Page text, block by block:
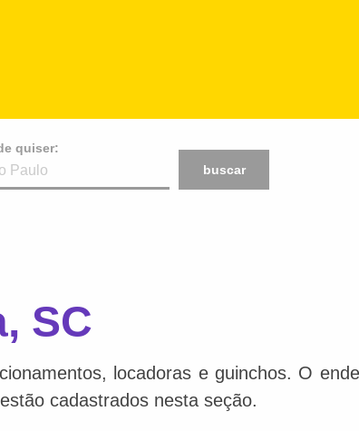
quiser:
buscar
SC
locadoras e guinchos. O
cadastrados nesta seção.